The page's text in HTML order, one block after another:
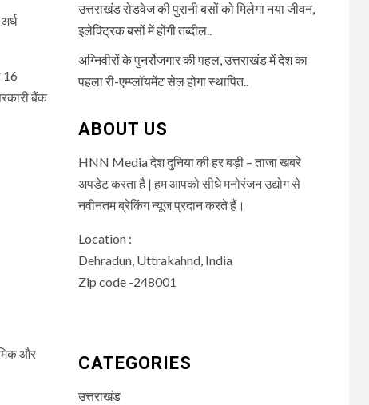
16
बैंक
और
उत्तराखंड रोडवेज की पुरानी बसों को मिलेगा नया जीवन,
इलेक्ट्रिक बसों में होंगी तब्दील..
अग्निवीरों के पुनर्रोजगार की पहल, उत्तराखंड में देश का
पहला री-एम्प्लॉयमेंट सेल होगा स्थापित..
ABOUT US
HNN Media देश दुनिया की हर बड़ी – ताजा खबरे
अपडेट करता है | हम आपको सीधे मनोरंजन उद्योग से
नवीनतम ब्रेकिंग न्यूज प्रदान करते हैं।
Location :
Dehradun, Uttrakahnd, India
Zip code -248001
CATEGORIES
उत्तराखंड